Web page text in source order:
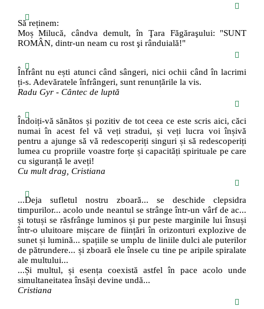
Să reținem:
Moș Milucă, cândva demult, în Ţara Făgăraşului: "SUNT
ROMÂN, dintr-un neam cu rost şi rânduială!"
Înfrânt nu ești atunci când sângeri, nici ochii când în lacrimi
ți-s. Adevăratele înfrângeri, sunt renunțările la vis.
Radu Gyr - Cântec de luptă
Îndoiți-vă sănătos și pozitiv de tot ceea ce este scris aici, căci
numai în acest fel vă veți stradui, și veți lucra voi înșivă
pentru a ajunge să vă redescoperiți singuri și să redescoperiți
lumea cu propriile voastre forțe și capacități spirituale pe care
cu siguranță le aveți!
Cu mult drag, Cristiana
...Deja sufletul nostru zboară... se deschide clepsidra
timpurilor... acolo unde neantul se strânge într-un vârf de ac...
și totuși se răsfrânge luminos și pur peste marginile lui însuși
într-o uluitoare mișcare de ființări în orizonturi explozive de
sunet și lumină... spațiile se umplu de liniile dulci ale puterilor
de pătrundere... și zboară ele însele cu tine pe aripile spiralate
ale multului...
...Și multul, și esența coexistă astfel în pace acolo unde
simultaneitatea însăși devine undă...
Cristiana